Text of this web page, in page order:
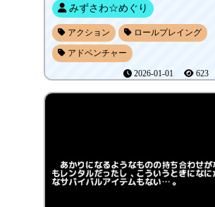
みずさわ☆めぐり
アクション ロールプレイング
アドベンチャー
2026-01-01 623